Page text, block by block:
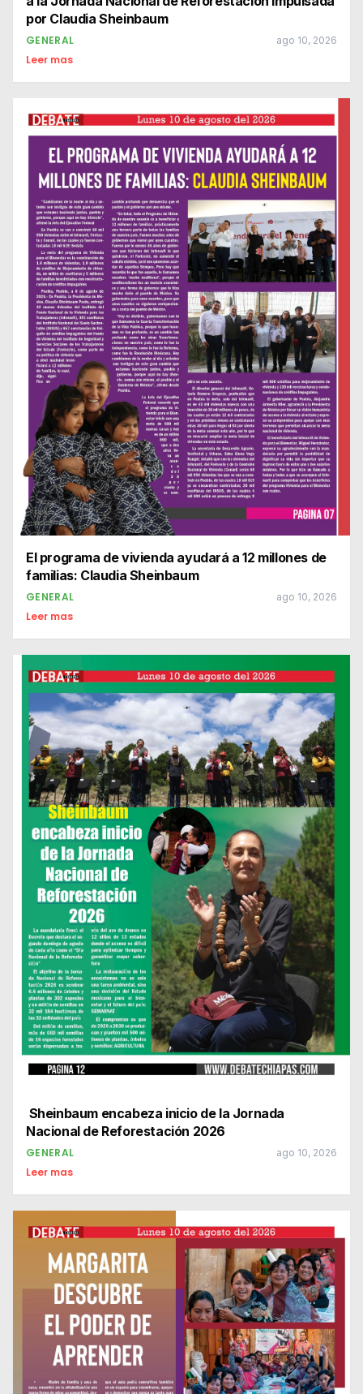
por Claudia Sheinbaum
GENERAL ago 10, 2026
Leer mas
El programa de vivienda ayudará a 12 millones de
familias: Claudia Sheinbaum
GENERAL ago 10, 2026
Leer mas
Sheinbaum encabeza inicio de la Jornada
Nacional de Reforestación 2026
GENERAL ago 10, 2026
Leer mas